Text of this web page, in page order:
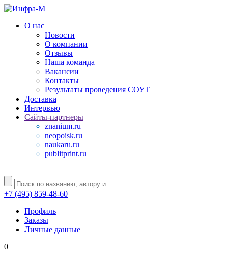
О нас
Новости
О компании
Отзывы
Наша команда
Вакансии
Контакты
Результаты проведения СОУТ
Доставка
Интервью
Сайты-партнеры
znanium.ru
neopoisk.ru
naukaru.ru
publitprint.ru
+7 (495) 859-48-60
Профиль
Заказы
Личные данные
0